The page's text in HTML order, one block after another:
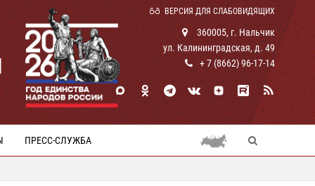
ВЕРСИЯ ДЛЯ СЛАБОВИДЯЩИХ
360005, г. Нальчик
ул. Калининградская, д. 49
+ 7 (8662) 96-17-14
ПРЕСС-СЛУЖБА